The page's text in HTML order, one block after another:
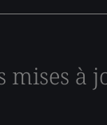
mises à